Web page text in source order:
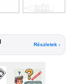
Részletek ›